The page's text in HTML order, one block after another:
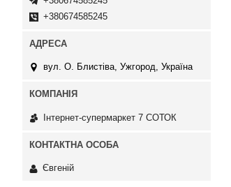
+380674585245
вул. О. Блистіва, Ужгород, Україна
Інтернет-супермаркет 7 СОТОК
Євгеній